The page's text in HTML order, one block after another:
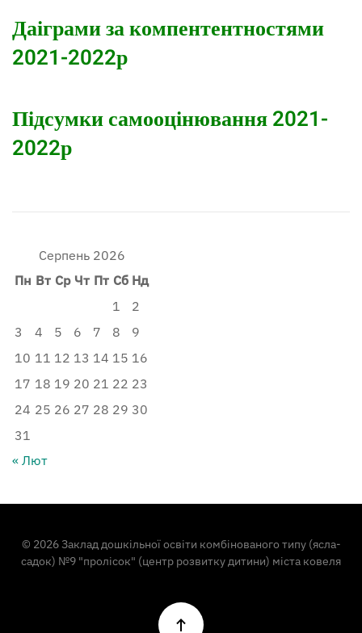
Даіграми за компентентностями
2021-2022р
Підсумки самооцінювання 2021-
2022р
Серпень 2026
Пн Вт Ср Чт Пт Сб Нд
1
2
3
4 5 6 7 8
9
10 11 12 13 14 15 16
17 18 19 20 21 22 23
24 25 26 27 28 29 30
31
« Лют
© 2026Заклад дошкільної освіти комбінованого типу (ясла-
садок) №9 "пролісок" (центр розвитку дитини) міста ковеля